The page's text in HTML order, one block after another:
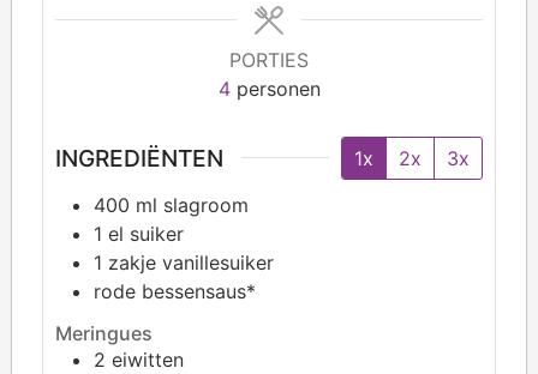
PORTIES
4 personen
INGREDIËNTEN 1x 2x
3x
400 ml slagroom
1 el suiker
1 zakje vanillesuiker
rode bessensaus*
Meringues
2 eiwitten